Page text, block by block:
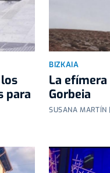
para
BIZKAIA
La
Gorbeia
SUSANA MARTÍN